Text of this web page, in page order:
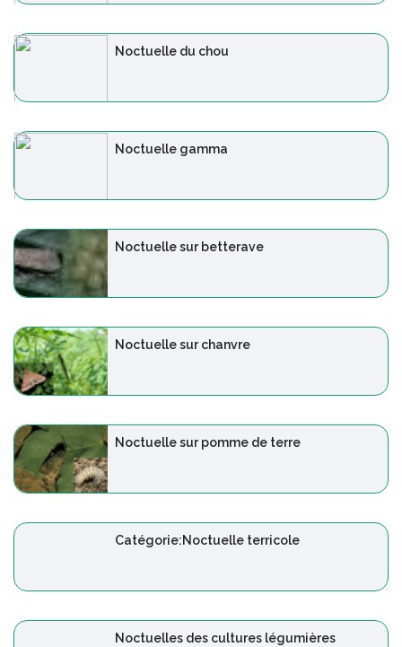
Noctuelle du chou
Noctuelle gamma
Noctuelle sur betterave
Noctuelle sur chanvre
Noctuelle sur pomme de terre
Catégorie:Noctuelle terricole
Noctuelles des cultures légumières